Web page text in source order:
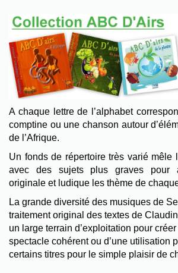
A chaque lettre de l’alphabet
comptine ou une chanson autour
de l’Afrique.
Un fonds de répertoire très varié mêle
avec des sujets plus graves pour
originale et ludique les thème de
La grande diversité des musiques de
traitement original des textes de
un large terrain d’exploitation pour créer
spectacle cohérent ou d’une utilisation
certains titres pour le simple plaisir de